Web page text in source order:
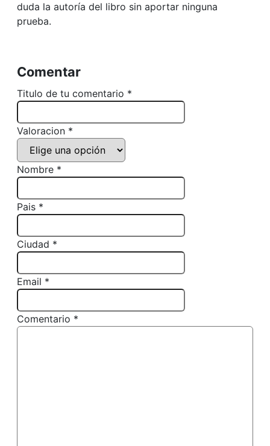
duda la autoría del libro sin aportar ninguna
prueba.
Comentar
Titulo de tu comentario *
Valoracion *
Nombre *
Pais *
Ciudad *
Email *
Comentario *